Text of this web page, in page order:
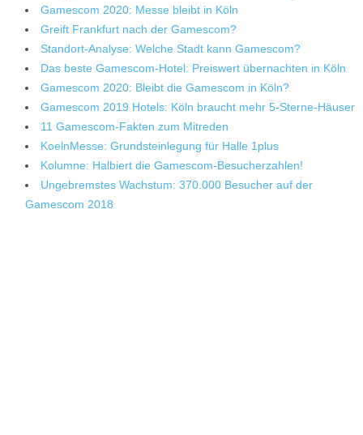
Gamescom 2020: Messe bleibt in Köln
Greift Frankfurt nach der Gamescom?
Standort-Analyse: Welche Stadt kann Gamescom?
Das beste Gamescom-Hotel: Preiswert übernachten in Köln
Gamescom 2020: Bleibt die Gamescom in Köln?
Gamescom 2019 Hotels: Köln braucht mehr 5-Sterne-Häuser
11 Gamescom-Fakten zum Mitreden
KoelnMesse: Grundsteinlegung für Halle 1plus
Kolumne: Halbiert die Gamescom-Besucherzahlen!
Ungebremstes Wachstum: 370.000 Besucher auf der
Gamescom 2018